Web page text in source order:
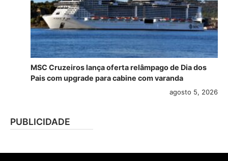
MSC Cruzeiros lança oferta relâmpago de Dia dos
Pais com upgrade para cabine com varanda
agosto 5, 2026
PUBLICIDADE